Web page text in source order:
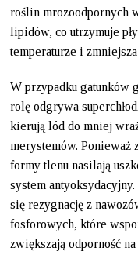
roślin mrozoodpornych
lipidów, co utrzymuje
temperaturze i
W przypadku gatunków
rolę odgrywa
kierują lód do mniej
merystemów. Ponieważ
formy tlenu nasilają
system
się rezygnację z
fosforowych, które
zwiększają odporność